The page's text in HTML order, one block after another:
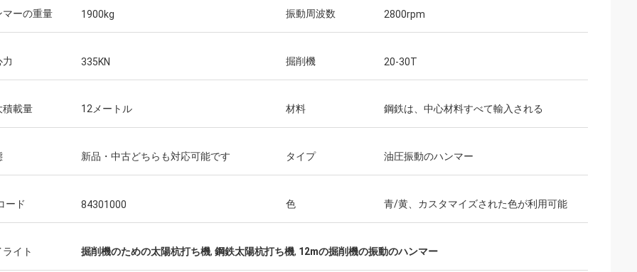
マーの重量 1900kg 振動周波数 2800rpm
力 335KN 掘削機 20-30T
積載量 12メートル 材料 鋼鉄は、中心材料すべて輸入される
新品・中古どちらも対応可能です タイプ 油圧振動のハンマー
ード 84301000 色 青/黄、カスタマイズされた色が利用可能
イト 掘削機のための太陽杭打ち機, 鋼鉄太陽杭打ち機, 12mの掘削機の振動のハンマー